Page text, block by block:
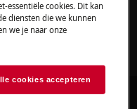
essentiële cookies. Dit kan
diensten die we kunnen
we je naar onze
cookies accepteren